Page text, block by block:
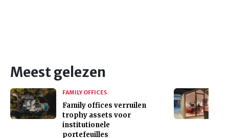
Meest gelezen
FAMILY OFFICES
Family offices verruilen
trophy assets voor
institutionele
portefeuilles